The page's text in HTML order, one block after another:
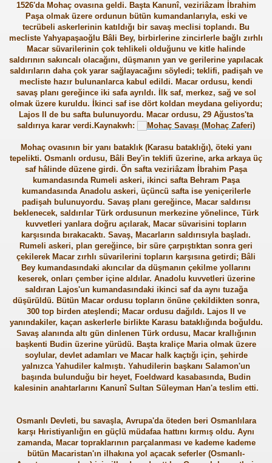
1526'da Mohaç ovasına geldi. Başta Kanunî, veziriâzam İbrahim
Paşa olmak üzere ordunun bütün kumandanlarıyla, eski ve
tecrübeli askerlerinin katıldığı bir savaş meclisi toplandı. Bu
mecliste Yahyapaşaoğlu Bâli Bey, birbirlerine zincirlerle bağlı zırhlı
Macar süvarilerinin çok tehlikeli olduğunu ve kitle halinde
saldırının sakıncalı olacağını, düşmanın yan ve gerilerine yapılacak
saldırıların daha çok yarar sağlayacağını söyledi; teklifi, padişah ve
mecliste hazır bulunanlarca kabul edildi. Macar ordusu, kendi
savaş planı gereğince iki safa ayrıldı. İlk saf, merkez, sağ ve sol
olmak üzere kuruldu. İkinci saf ise dört koldan meydana geliyordu;
Lajos II de bu safta bulunuyordu. Macar ordusu, 29 Ağustos'ta
saldırıya karar verdi. Kaynakwh:
Mohaç ovasının bir yanı bataklık (Karasu bataklığı), öteki yanı
tepelikti. Osmanlı ordusu, Bâli Bey'in teklifi üzerine, arka arkaya üç
saf hâlinde düzene girdi. Ön safta veziriâzam İbrahim Paşa
kumandasında Rumeli askeri, ikinci safta Behram Paşa
kumandasında Anadolu askeri, üçüncü safta ise yeniçerilerle
padişah bulunuyordu. Savaş planı gereğince, Macar saldırısı
beklenecek, saldırılar Türk ordusunun merkezine yönelince, Türk
kuvvetleri yanlara doğru açılarak, Macar süvarisini topların
karşısında bırakacaktı. Savaş, Macarların saldırısıyla başladı.
Rumeli askeri, plan gereğince, bir süre çarpıştıktan sonra geri
çekilerek Macar zırhlı süvarilerini topların karşısına getirdi; Bâli
Bey kumandasındaki akıncılar da düşmanın çekilme yollarını
keserek, onları çember içine aldılar. Anadolu kuvvetleri üzerine
saldıran Lajos'un kumandasındaki ikinci saf da aynı tuzağa
düşürüldü. Bütün Macar ordusu topların önüne çekildikten sonra,
300 top birden ateşlendi; Macar ordusu dağıldı. Lajos II ve
yanındakiler, kaçan askerlerle birlikte Karasu bataklığında boğuldu.
Savaş alanında altı gün dinlenen Türk ordusu, Macar krallığının
başkenti Budin üzerine yürüdü. Başta kraliçe Maria olmak üzere
soylular, devlet adamları ve Macar halk kaçtığı için, şehirde
yalnızca Yahudiler kalmıştı. Yahudilerin başkanı Salamon'un
başında bulunduğu bir heyet, Foeldward kasabasında, Budin
kalesinin anahtarlarını Kanunî Sultan Süleyman Han'a teslim etti.
Osmanlı Devleti, bu savaşla, Avrupa'da öteden beri Osmanlılara
karşı Hıristiyanlığın en güçlü müdafaa hattını kırmış oldu. Aynı
zamanda, Macar topraklarının parçalanması ve kademe kademe
bütün Macaristan'ın ilhakına yol açacak seferler (Osmanlı-